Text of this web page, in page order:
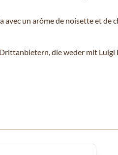
avec un arôme de noisette et
die weder mit Luigi
navigieren. Mit den